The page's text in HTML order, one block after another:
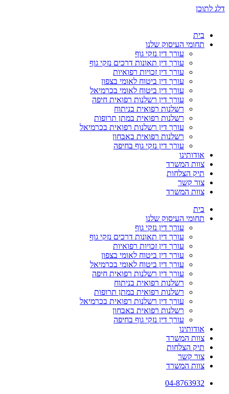
דלג לתוכן
בית
תחומי העיסוק שלנו
עורך דין נזקי גוף
עורך דין תאונות דרכים נזקי גוף
עורך דין זכויות רפואיות
עורך דין ביטוח לאומי בצפון
עורך דין ביטוח לאומי בכרמיאל
עורך דין רשלנות רפואית חיפה
רשלנות רפואית בניתוח
רשלנות רפואית במתן תרופות
עורך דין רשלנות רפואית בכרמיאל
רשלנות רפואית באבחון
עורך דין נזקי גוף בחיפה
אודותינו
צוות המשרד
תיק הצלחות
צור קשר
צוות המשרד
בית
תחומי העיסוק שלנו
עורך דין נזקי גוף
עורך דין תאונות דרכים נזקי גוף
עורך דין זכויות רפואיות
עורך דין ביטוח לאומי בצפון
עורך דין ביטוח לאומי בכרמיאל
עורך דין רשלנות רפואית חיפה
רשלנות רפואית בניתוח
רשלנות רפואית במתן תרופות
עורך דין רשלנות רפואית בכרמיאל
רשלנות רפואית באבחון
עורך דין נזקי גוף בחיפה
אודותינו
צוות המשרד
תיק הצלחות
צור קשר
צוות המשרד
04-8763932